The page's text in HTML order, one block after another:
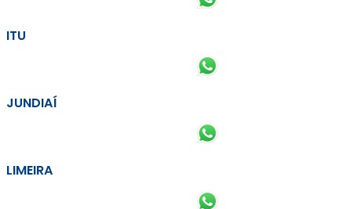
ITU
JUNDIAÍ
LIMEIRA